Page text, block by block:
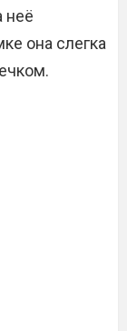
неё
она слегка